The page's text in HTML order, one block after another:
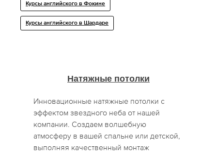
Курсы английского в Фокине
Курсы английского в Шардаре
Натяжные потолки
Инновационные натяжные потолки с
эффектом звездного неба от нашей
компании. Создаем волшебную
атмосферу в вашей спальне или детской,
выполняя качественный монтаж